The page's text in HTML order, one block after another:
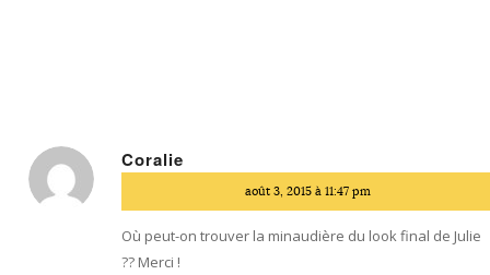
Coralie
:
août 3, 2015 à 11:47 pm
Où peut-on trouver la minaudière du look final de Julie
?? Merci !